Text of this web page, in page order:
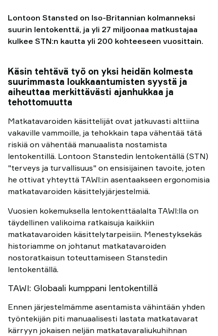
Lontoon Stansted on Iso-Britannian kolmanneksi
suurin lentokenttä, ja yli 27 miljoonaa matkustajaa
kulkee STN:n kautta yli 200 kohteeseen vuosittain.
Käsin tehtävä työ on yksi heidän kolmesta
suurimmasta loukkaantumisten syystä ja
aiheuttaa merkittävästi ajanhukkaa ja
tehottomuutta
Matkatavaroiden käsittelijät ovat jatkuvasti alttiina
vakaville vammoille, ja tehokkain tapa vähentää tätä
riskiä on vähentää manuaalista nostamista
lentokentillä. Lontoon Stanstedin lentokentällä (STN)
"terveys ja turvallisuus" on ensisijainen tavoite, joten
he ottivat yhteyttä TAWI:in asentaakseen ergonomisia
matkatavaroiden käsittelyjärjestelmiä.
Vuosien kokemuksella lentokenttäalalta TAWI:lla on
täydellinen valikoima ratkaisuja kaikkiin
matkatavaroiden käsittelytarpeisiin. Menestyksekäs
historiamme on johtanut matkatavaroiden
nostoratkaisun toteuttamiseen Stanstedin
lentokentällä.
TAWI: Globaali kumppani lentokentillä
Ennen järjestelmämme asentamista vähintään yhden
työntekijän piti manuaalisesti lastata matkatavarat
kärryyn jokaisen neljän matkatavaraliukuhihnan